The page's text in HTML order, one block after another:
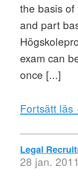
the basis
and part
exam can
once [...]
Fortsätt
Legal
28 jan. 2011